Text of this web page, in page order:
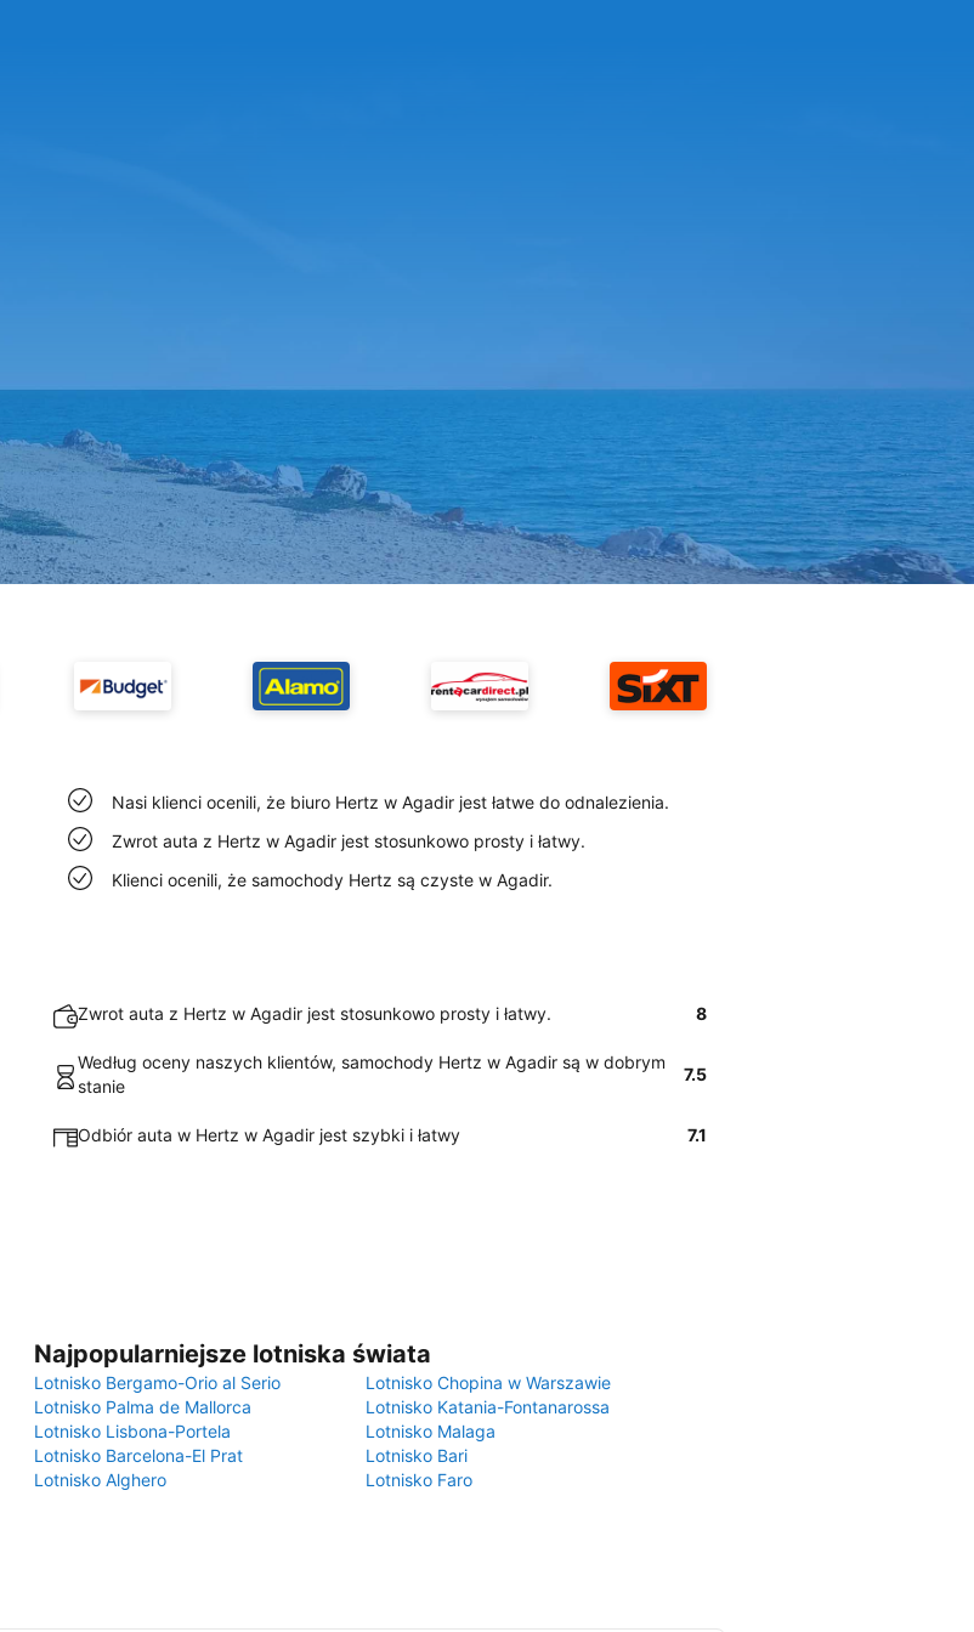
Nasi klienci ocenili, że biuro Hertz w Agadir jest łatwe do odnalezienia.
Zwrot auta z Hertz w Agadir jest stosunkowo prosty i łatwy.
Klienci ocenili, że samochody Hertz są czyste w Agadir.
Zwrot auta z Hertz w Agadir jest stosunkowo prosty i łatwy. 8
Według oceny naszych klientów, samochody Hertz w Agadir są w dobrym
stanie
7.5
Odbiór auta w Hertz w Agadir jest szybki i łatwy 7.1
Najpopularniejsze lotniska świata
Lotnisko Bergamo-Orio al Serio
Lotnisko Chopina w Warszawie
Lotnisko Palma de Mallorca
Lotnisko Katania-Fontanarossa
Lotnisko Lisbona-Portela
Lotnisko Malaga
Lotnisko Barcelona-El Prat
Lotnisko Bari
Lotnisko Alghero
Lotnisko Faro